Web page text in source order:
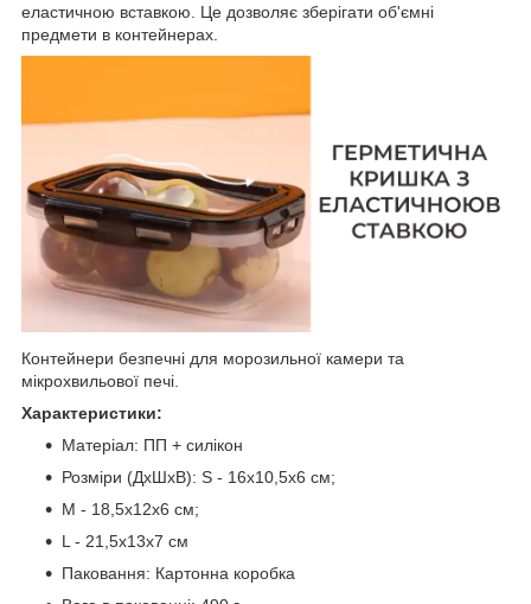
еластичною вставкою. Це дозволяє зберігати об'ємні
предмети в контейнерах.
Контейнери безпечні для морозильної камери та
мікрохвильової печі.
Характеристики:
Матеріал: ПП + силікон
Розміри (ДхШхВ): S - 16х10,5х6 см;
М - 18,5х12х6 см;
L - 21,5х13х7 см
Паковання: Картонна коробка